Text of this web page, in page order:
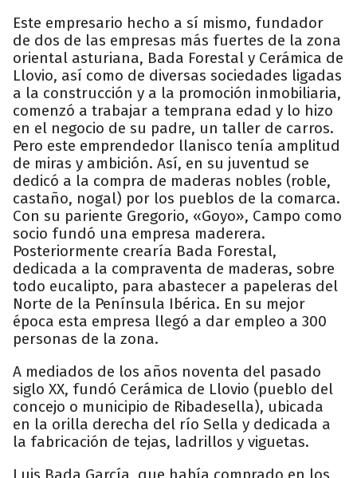
Este empresario hecho a sí mismo, fundador
de dos de las empresas más fuertes de la zona
oriental asturiana, Bada Forestal y Cerámica de
Llovio, así como de diversas sociedades ligadas
a la construcción y a la promoción inmobiliaria,
comenzó a trabajar a temprana edad y lo hizo
en el negocio de su padre, un taller de carros.
Pero este emprendedor llanisco tenía amplitud
de miras y ambición. Así, en su juventud se
dedicó a la compra de maderas nobles (roble,
castaño, nogal) por los pueblos de la comarca.
Con su pariente Gregorio, «Goyo», Campo como
socio fundó una empresa maderera.
Posteriormente crearía Bada Forestal,
dedicada a la compraventa de maderas, sobre
todo eucalipto, para abastecer a papeleras del
Norte de la Península Ibérica. En su mejor
época esta empresa llegó a dar empleo a 300
personas de la zona.
A mediados de los años noventa del pasado
siglo XX, fundó Cerámica de Llovio (pueblo del
concejo o municipio de Ribadesella), ubicada
en la orilla derecha del río Sella y dedicada a
la fabricación de tejas, ladrillos y viguetas.
Luis Bada García, que había comprado en los